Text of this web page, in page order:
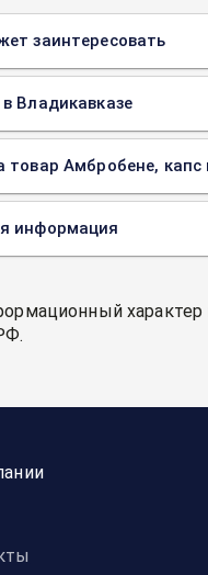
заинтересовать
Владикавказе
товар Амбробене, капс
информация